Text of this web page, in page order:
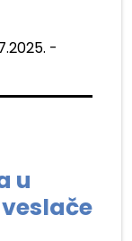
-
u